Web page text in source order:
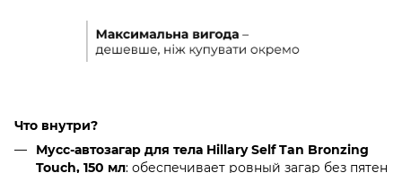
Что внутри?
Мусс-автозагар для тела Hillary Self Tan Bronzing
Touch, 150 мл: обеспечивает ровный загар без пятен